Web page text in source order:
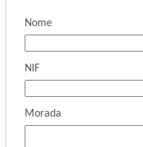
Nome
NIF
Morada